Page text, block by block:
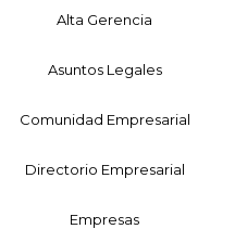
Alta Gerencia
Asuntos Legales
Comunidad Empresarial
Directorio Empresarial
Empresas